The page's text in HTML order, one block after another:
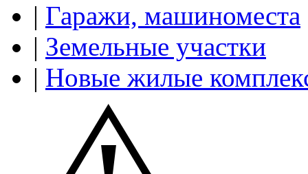
| Гаражи, машиноместа
| Земельные участки
| Новые жилые